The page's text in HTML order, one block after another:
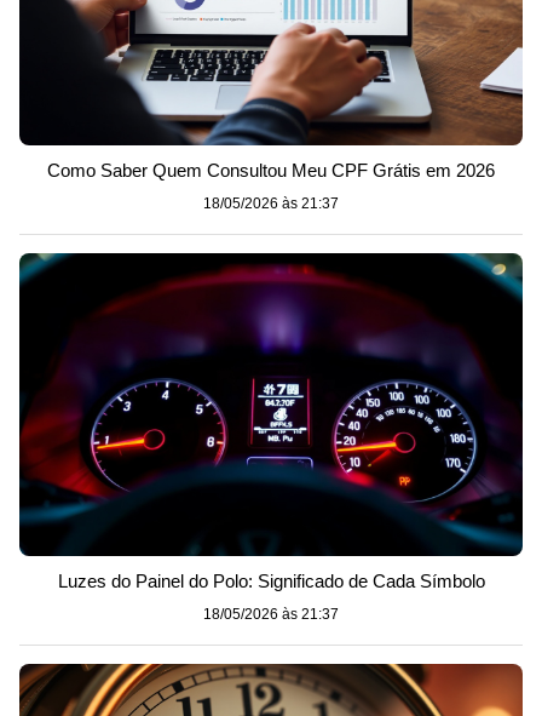
Como Saber Quem Consultou Meu CPF Grátis em 2026
18/05/2026 às 21:37
Luzes do Painel do Polo: Significado de Cada Símbolo
18/05/2026 às 21:37